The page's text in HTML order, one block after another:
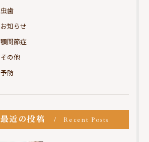
虫歯
お知らせ
顎関節症
その他
予防
最近の投稿 Recent Posts